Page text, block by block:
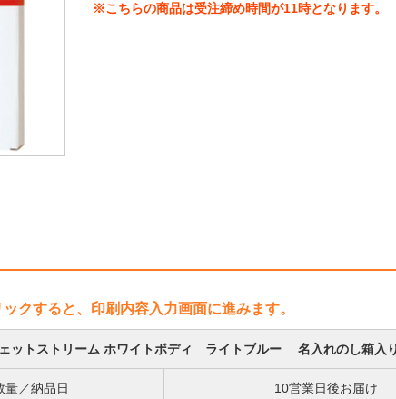
※こちらの商品は受注締め時間が11時となります。
クすると、印刷内容入力画面に進みます。
ットストリーム ホワイトボディ ライトブルー 名入れのし箱入
量／納品日 10営業日後お届け